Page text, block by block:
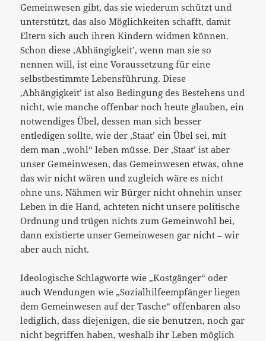
Gemeinwesen gibt, das sie wiederum schützt und
unterstützt, das also Möglichkeiten schafft, damit
Eltern sich auch ihren Kindern widmen können.
Schon diese ‚Abhängigkeit’, wenn man sie so
nennen will, ist eine Voraussetzung für eine
selbstbestimmte Lebensführung. Diese
‚Abhängigkeit’ ist also Bedingung des Bestehens und
nicht, wie manche offenbar noch heute glauben, ein
notwendiges Übel, dessen man sich besser
entledigen sollte, wie der ‚Staat’ ein Übel sei, mit
dem man „wohl“ leben müsse. Der ‚Staat’ ist aber
unser Gemeinwesen, das Gemeinwesen etwas, ohne
das wir nicht wären und zugleich wäre es nicht
ohne uns. Nähmen wir Bürger nicht ohnehin unser
Leben in die Hand, achteten nicht unsere politische
Ordnung und trügen nichts zum Gemeinwohl bei,
dann existierte unser Gemeinwesen gar nicht – wir
aber auch nicht.
Ideologische Schlagworte wie „Kostgänger“ oder
auch Wendungen wie „Sozialhilfeempfänger liegen
dem Gemeinwesen auf der Tasche“ offenbaren also
lediglich, dass diejenigen, die sie benutzen, noch gar
nicht begriffen haben, weshalb ihr Leben möglich